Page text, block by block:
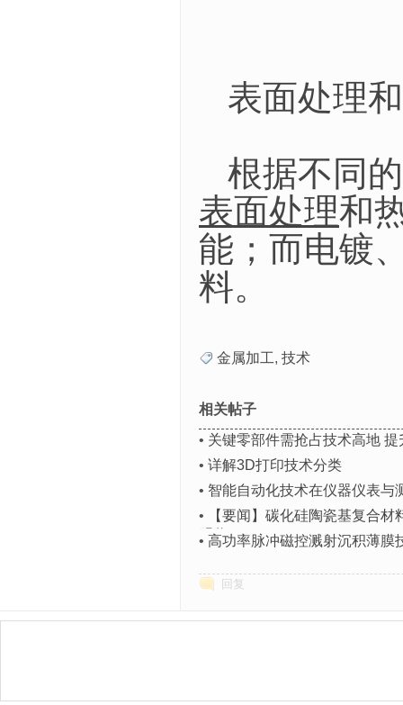
表面处理
根据不同
表面处理和
能；而电镀
料。
金属加工, 技术
相关帖子
• 关键零部件需抢占技术高地
• 详解3D打印技术分类
• 智能自动化技术在仪器仪表与
•
【要闻】碳化硅陶瓷基复合
明奖
• 高功率脉冲磁控溅射沉积薄膜
回复